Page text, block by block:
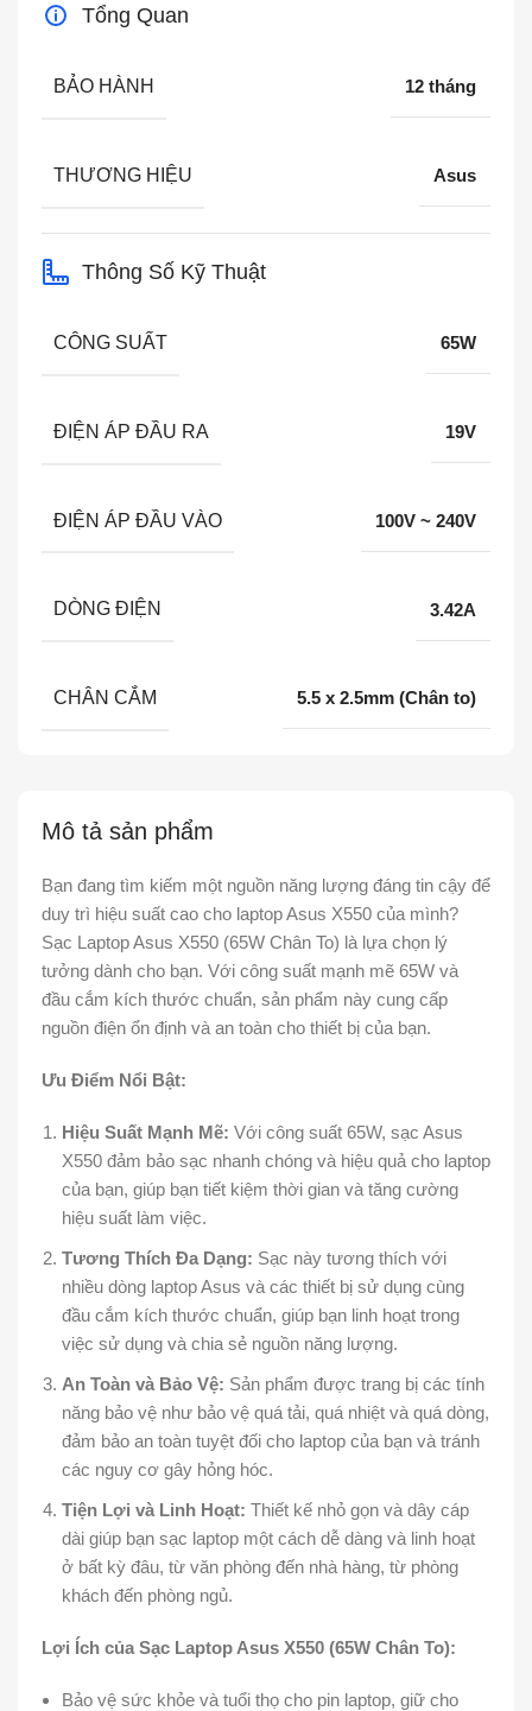
Mô tả sản phẩm
Bạn đang tìm kiếm một nguồn năng lượng đáng tin cậy để
duy trì hiệu suất cao cho laptop Asus X550 của mình?
Sạc Laptop Asus X550 (65W Chân To) là lựa chọn lý
tưởng dành cho bạn. Với công suất mạnh mẽ 65W và
đầu cắm kích thước chuẩn, sản phẩm này cung cấp
nguồn điện ổn định và an toàn cho thiết bị của bạn.
Ưu Điểm Nổi Bật:
Hiệu Suất Mạnh Mẽ: Với công suất 65W, sạc Asus
X550 đảm bảo sạc nhanh chóng và hiệu quả cho laptop
của bạn, giúp bạn tiết kiệm thời gian và tăng cường
hiệu suất làm việc.
Tương Thích Đa Dạng: Sạc này tương thích với
nhiều dòng laptop Asus và các thiết bị sử dụng cùng
đầu cắm kích thước chuẩn, giúp bạn linh hoạt trong
việc sử dụng và chia sẻ nguồn năng lượng.
An Toàn và Bảo Vệ: Sản phẩm được trang bị các tính
năng bảo vệ như bảo vệ quá tải, quá nhiệt và quá dòng,
đảm bảo an toàn tuyệt đối cho laptop của bạn và tránh
các nguy cơ gây hỏng hóc.
Tiện Lợi và Linh Hoạt: Thiết kế nhỏ gọn và dây cáp
dài giúp bạn sạc laptop một cách dễ dàng và linh hoạt
ở bất kỳ đâu, từ văn phòng đến nhà hàng, từ phòng
khách đến phòng ngủ.
Lợi Ích của Sạc Laptop Asus X550 (65W Chân To):
Bảo vệ sức khỏe và tuổi thọ cho pin laptop, giữ cho
Tổng Quan
BẢO HÀNH 12 tháng
THƯƠNG HIỆU Asus
Thông Số Kỹ Thuật
CÔNG SUẤT 65W
ĐIỆN ÁP ĐẦU RA 19V
ĐIỆN ÁP ĐẦU VÀO 100V ~ 240V
DÒNG ĐIỆN 3.42A
CHÂN CẮM 5.5 x 2.5mm (Chân to)